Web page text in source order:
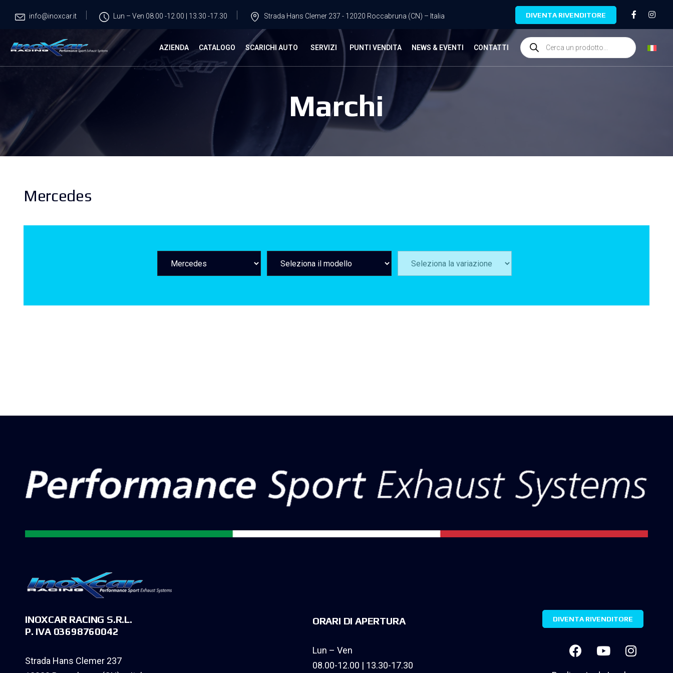
info@inoxcar.it Lun – Ven 08.00 -12.00 | 13.30 -17.30 Strada Hans Clemer 237 - 12020 Roccabruna (CN) – Italia DIVENTA RIVENDITORE
AZIENDA CATALOGO SCARICHI AUTO SERVIZI PUNTI VENDITA NEWS & EVENTI CONTATTI
Marchi
Mercedes
INOXCAR RACING S.R.L.
P. IVA 03698760042
Strada Hans Clemer 237
ORARI DI APERTURA
Lun – Ven
08.00-12.00 | 13.30-17.30
DIVENTA RIVENDITORE